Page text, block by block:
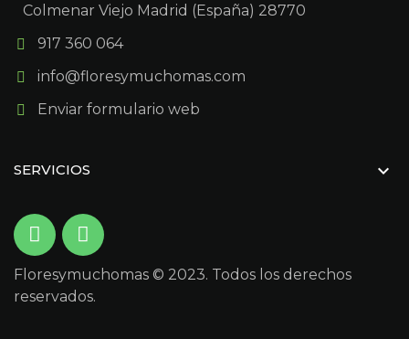
Colmenar Viejo Madrid (España) 28770
917 360 064
info@floresymuchomas.com
Enviar formulario web
SERVICIOS 
Floresymuchomas © 2023. Todos los derechos
reservados.